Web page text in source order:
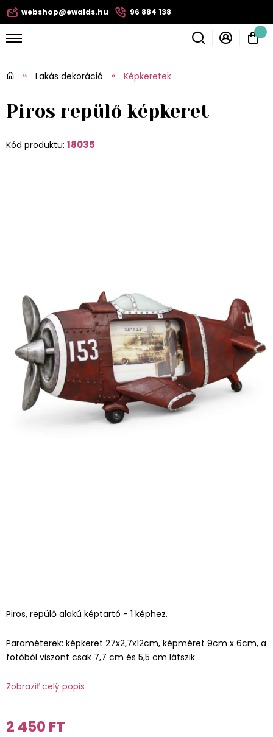
webshop@ewalds.hu 96 884 138
Lakás dekoráció Képkeretek
Piros repülő képkeret
Kód produktu: 18035
Piros, repülő alakú képtartó - 1 képhez.
Paraméterek: képkeret 27x2,7x12cm, képméret 9cm x 6cm, a
fotóból viszont csak 7,7 cm és 5,5 cm látszik
Zobraziť celý popis
2 450 FT